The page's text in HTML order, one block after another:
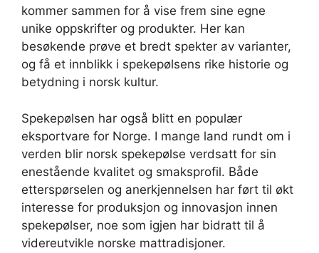
kommer sammen for å vise frem sine egne
unike oppskrifter og produkter. Her kan
besøkende prøve et bredt spekter av varianter,
og få et innblikk i spekepølsens rike historie og
betydning i norsk kultur.
Spekepølsen har også blitt en populær
eksportvare for Norge. I mange land rundt om i
verden blir norsk spekepølse verdsatt for sin
enestående kvalitet og smaksprofil. Både
etterspørselen og anerkjennelsen har ført til økt
interesse for produksjon og innovasjon innen
spekepølser, noe som igjen har bidratt til å
videreutvikle norske mattradisjoner.